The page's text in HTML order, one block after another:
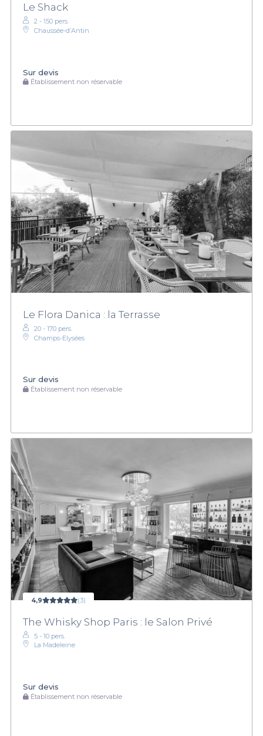
Le Shack
2 - 150 pers.
Chaussée-d’Antin
Sur devis
Établissement non réservable
Le Flora Danica : la Terrasse
20 - 170 pers.
Champs-Elysées
Sur devis
Établissement non réservable
4,9 (3)
The Whisky Shop Paris : le Salon Privé
5 - 10 pers.
La Madeleine
Sur devis
Établissement non réservable